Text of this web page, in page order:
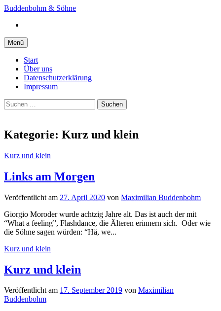
Springe
Inhalt
Buddenbohm & Söhne
Menü
Start
Über uns
Datenschutzerklärung
Impressum
Suchen
nach:
Kategorie: Kurz und klein
Kurz und klein
Links am Morgen
Veröffentlicht am 27. April 2020 von Maximilian Buddenbohm
Giorgio Moroder wurde achtzig Jahre alt. Das ist auch der mit
“What a feeling”, Flashdance, die Älteren erinnern sich. Oder wie
die Söhne sagen würden: “Hä, we...
Kurz und klein
Kurz und klein
Veröffentlichtam 17. September 2019 von Maximilian
Buddenbohm